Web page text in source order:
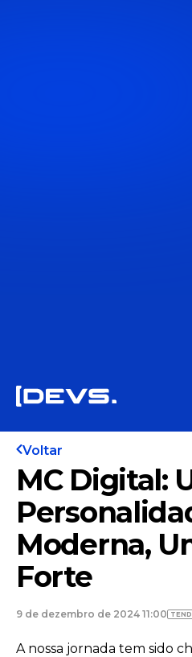
Voltar
MC Digital:
Moderna,
Forte
9 de dezembro de 2024 11:00
A nossa jornada tem sido